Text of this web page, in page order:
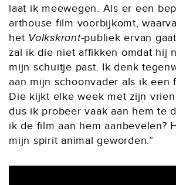
laat ik meewegen. Als er een
arthouse film voorbijkomt,
het Volkskrant-publiek ervan
zal ik die niet affikken omdat hij
mijn schuitje past. Ik denk
aan mijn schoonvader als ik een
Die kijkt elke week met zijn
dus ik probeer vaak aan hem te
ik de film aan hem aanbevelen?
mijn spirit animal geworden.”